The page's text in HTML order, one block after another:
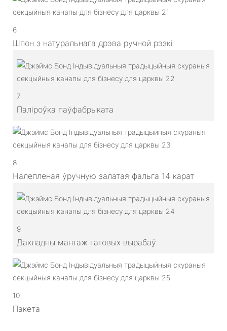
6
Шпон з натуральнага дрэва ручной рэзкі
7
Паліроўка паўфабрыката
8
Налепленая ўручную залатая фальга 14 карат
9
Дакладны мантаж гатовых вырабаў
10
Пакета